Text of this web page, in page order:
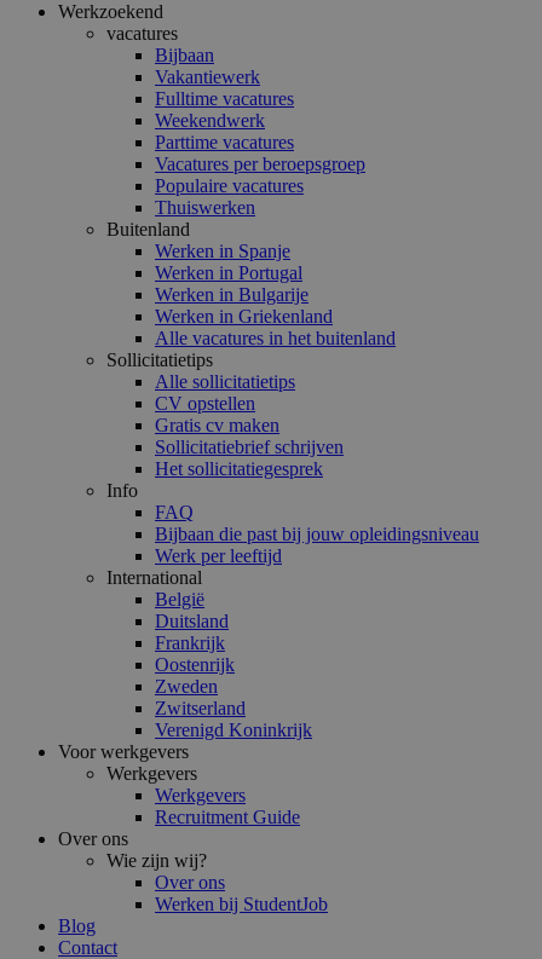
Werkzoekend
vacatures
Bijbaan
Vakantiewerk
Fulltime vacatures
Weekendwerk
Parttime vacatures
Vacatures per beroepsgroep
Populaire vacatures
Thuiswerken
Buitenland
Werken in Spanje
Werken in Portugal
Werken in Bulgarije
Werken in Griekenland
Alle vacatures in het buitenland
Sollicitatietips
Alle sollicitatietips
CV opstellen
Gratis cv maken
Sollicitatiebrief schrijven
Het sollicitatiegesprek
Info
FAQ
Bijbaan die past bij jouw opleidingsniveau
Werk per leeftijd
International
België
Duitsland
Frankrijk
Oostenrijk
Zweden
Zwitserland
Verenigd Koninkrijk
Voor werkgevers
Werkgevers
Werkgevers
Recruitment Guide
Over ons
Wie zijn wij?
Over ons
Werken bij StudentJob
Blog
Contact